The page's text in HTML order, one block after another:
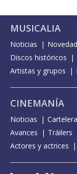
MUSICALIA
Noticias
Discos históricos
Artistas y grupos
CINEMANÍA
Noticias Cartelera
Avances
Tráilers
Actores y actrices